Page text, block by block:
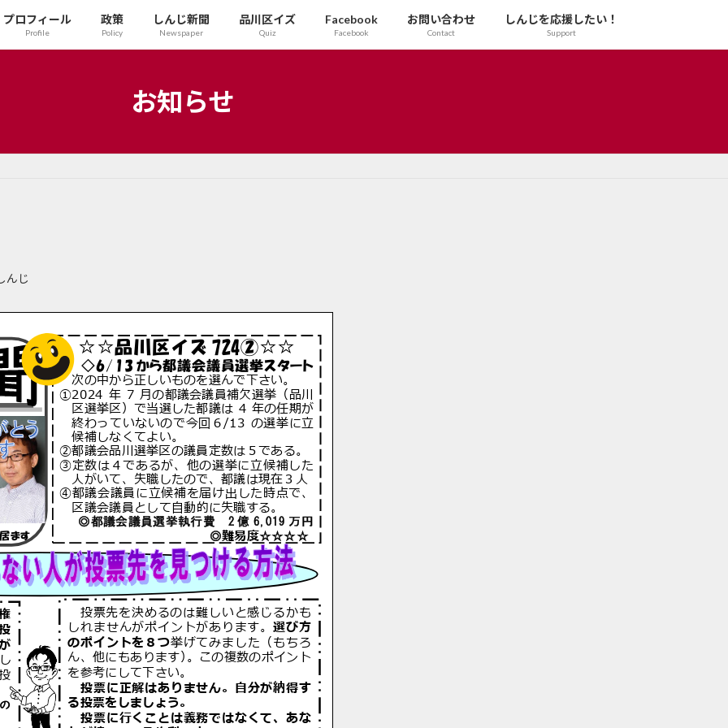
プロフィール
Profile
政策
Policy
しんじ新聞
Newspaper
品川区イズ
Quiz
Facebook
Facebook
お問い合わせ
Contact
しんじを応援したい！
Support
お知らせ
んじ